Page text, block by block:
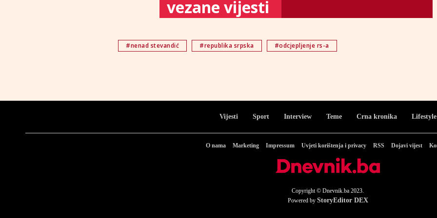
vezane vijesti
#nenad stevandić #republika srpska #odcjepljenje rs-a
Vijesti Sport Interview Teme Crna kronika Lifestyle
O nama Marketing Impressum Uvjeti korištenja i privacy RSS Dojavi vijest
Copyright © Dnevnik.ba 2023.
Powered by StoryEditor DEX